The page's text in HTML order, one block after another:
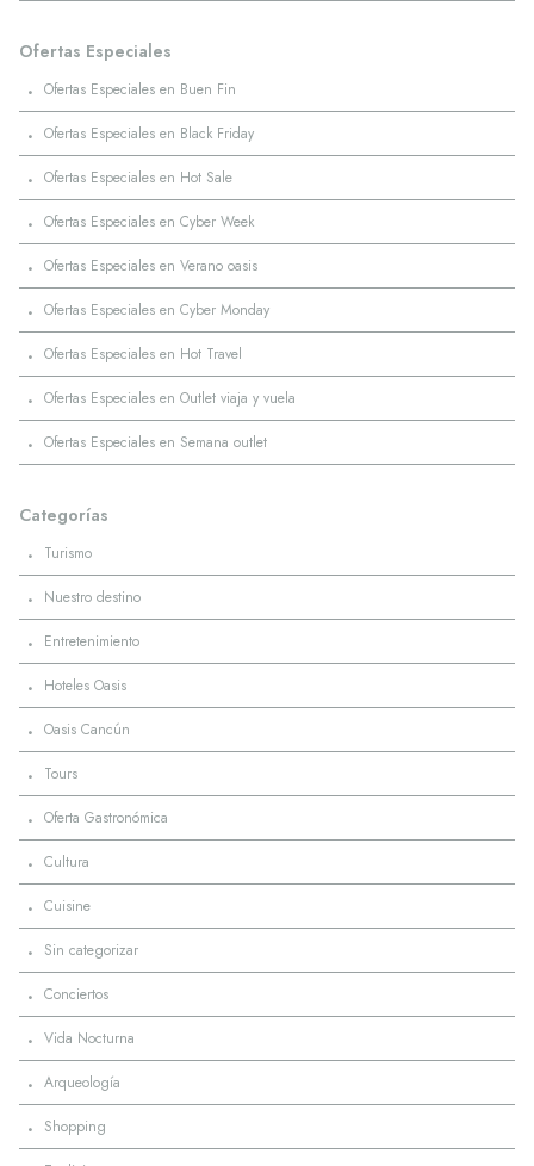
Ofertas Especiales
· Ofertas Especiales en Buen Fin
· Ofertas Especiales en Black Friday
· Ofertas Especiales en Hot Sale
· Ofertas Especiales en Cyber Week
· Ofertas Especiales en Verano oasis
· Ofertas Especiales en Cyber Monday
· Ofertas Especiales en Hot Travel
· Ofertas Especiales en Outlet viaja y vuela
· Ofertas Especiales en Semana outlet
Categorías
· Turismo
· Nuestro destino
· Entretenimiento
· Hoteles Oasis
· Oasis Cancún
· Tours
· Oferta Gastronómica
· Cultura
· Cuisine
· Sin categorizar
· Conciertos
· Vida Nocturna
· Arqueología
· Shopping